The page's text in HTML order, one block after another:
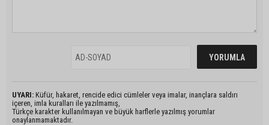
UYARI: Küfür, hakaret, rencide edici cümleler veya imalar, inançlara saldırı
içeren, imla kuralları ile yazılmamış,
Türkçe karakter kullanılmayan ve büyük harflerle yazılmış yorumlar
onaylanmamaktadır.